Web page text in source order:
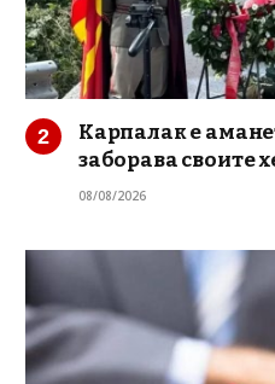
Карпалак е
заборава своите
08/08/2026